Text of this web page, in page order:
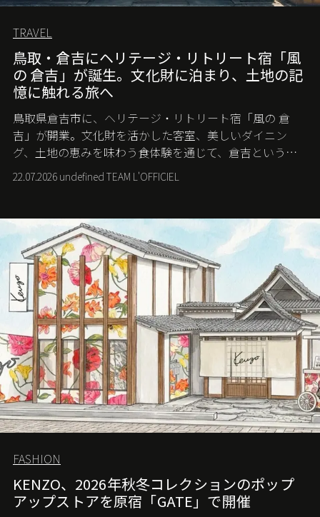
TRAVEL
鳥取・倉吉にヘリテージ・リトリート宿「風
の 倉吉」が誕生。文化財に泊まり、土地の記
憶に触れる旅へ
鳥取県倉吉市に、ヘリテージ・リトリート宿「風の 倉
吉」が開業。文化財を活かした客室、美しいダイニン
グ、土地の恵みを味わう食体験を通じて、倉吉というま
ちに深く滞在する旅を提案する。
22.07.2026 undefined TEAM L'OFFICIEL
FASHION
KENZO、2026年秋冬コレクションのポップ
アップストアを原宿「GATE」で開催